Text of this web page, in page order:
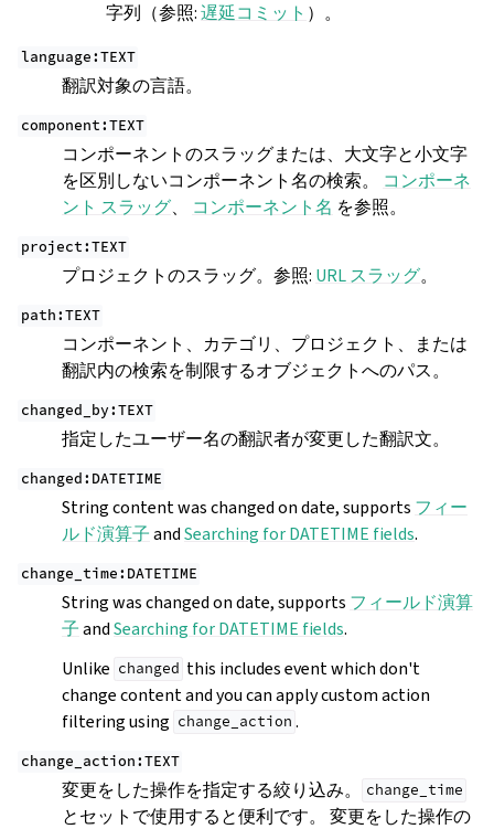
字列（参照:遅延コミット ）。
language:TEXT
翻訳対象の言語。
component:TEXT
コンポーネントのスラッグまたは、大文字と小文字
を区別しないコンポーネント名の検索。 コンポーネ
ント スラッグ、 コンポーネント名 を参照。
project:TEXT
プロジェクトのスラッグ。参照: URL スラッグ。
path:TEXT
コンポーネント、カテゴリ、プロジェクト、または
翻訳内の検索を制限するオブジェクトへのパス。
changed_by:TEXT
指定したユーザー名の翻訳者が変更した翻訳文。
changed:DATETIME
String content was changed on date, supports フィー
ルド演算子andSearching for DATETIME fields.
change_time:DATETIME
String was changed on date, supports フィールド演算
子andSearching for DATETIME fields.
Unlike changed this includes event which don't
change content and you can apply custom action
filtering using change_action .
change_action:TEXT
変更をした操作を指定する絞り込み。 change_time
とセットで使用すると便利です。 変更をした操作の